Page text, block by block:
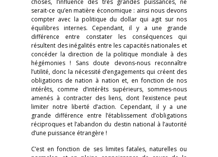
choses, l’influence des très grandes puissances, ne
serait-ce qu’en matière économique : ainsi nous devons
compter avec la politique du dollar qui agit sur nos
équilibres internes. Cependant, il y a une grande
différence entre constater les conséquences qui
résultent des inégalités entre les capacités nationales et
concéder la direction de la politique mondiale à des
hégémonies ! Sans doute devons-nous reconnaître
l’utilité, donc la nécessité d’engagements qui créent des
obligations de nation à nation et, en fonction de nos
intérêts, comme d’intérêts supérieurs, sommes-nous
amenés à contracter des liens, dont l’existence peut
limiter notre liberté d’action. Cependant, il y a une
grande différence entre l’établissement d’obligations
réciproques et l’abandon du destin national à l’autorité
d’une puissance étrangère !
C’est en fonction de ses limites fatales, naturelles ou